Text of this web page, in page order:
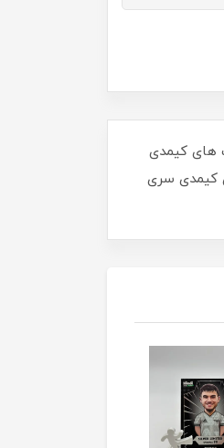
بالا تری تولید کرده.کارت های کیمدی
های تک و بسته های کیمدی سری